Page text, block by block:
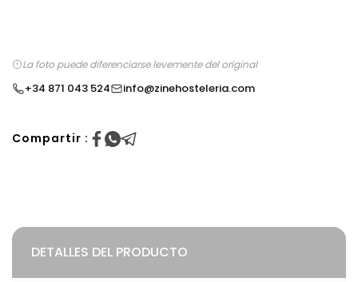
La foto puede diferenciarse levemente del original
+34 871 043 524 info@zinehosteleria.com
Compartir :
DETALLES DEL PRODUCTO